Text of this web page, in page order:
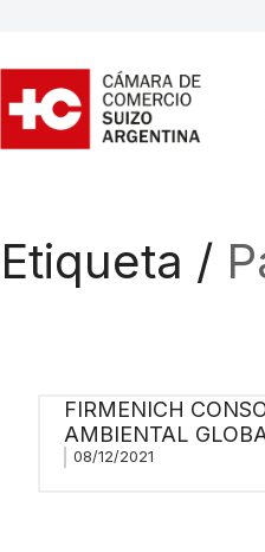
Etiqueta /
FIRMENICH
AMBIENTAL
08/12/2021